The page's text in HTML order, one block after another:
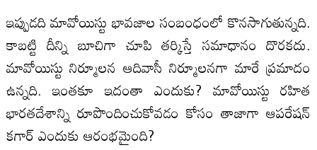
ఇప్పుడది మావోయిస్టు భావజాల సంబంధంలో కొనసాగుతున్నది.
కాబట్టి దీన్ని బూచిగా చూపి తర్కిస్తే సమాధానం దొరకదు.
మావోయిస్టు నిర్మూలన ఆదివాసీ నిర్మూలనగా మారే ప్రమాదం
ఉన్నది. ఇంతకూ ఇదంతా ఎందుకు? మావోయిస్టు రహిత
భారతదేశాన్ని రూపొందించుకోవడం కోసం తాజాగా ఆపరేషన్‌
కగార్‌ ఎందుకు ఆరంభమైంది?